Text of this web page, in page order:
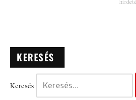
KERESÉS
Keresés